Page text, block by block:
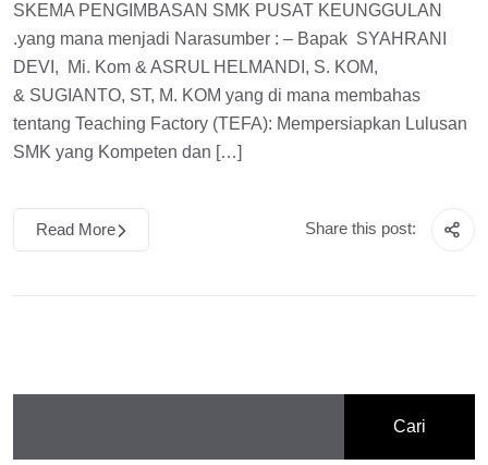
SKEMA PENGIMBASAN SMK PUSAT KEUNGGULAN
.yang mana menjadi Narasumber : – Bapak SYAHRANI
DEVI, Mi. Kom & ASRUL HELMANDI, S. KOM,
& SUGIANTO, ST, M. KOM yang di mana membahas
tentang Teaching Factory (TEFA): Mempersiapkan Lulusan
SMK yang Kompeten dan […]
Read More Share this post:
Cari